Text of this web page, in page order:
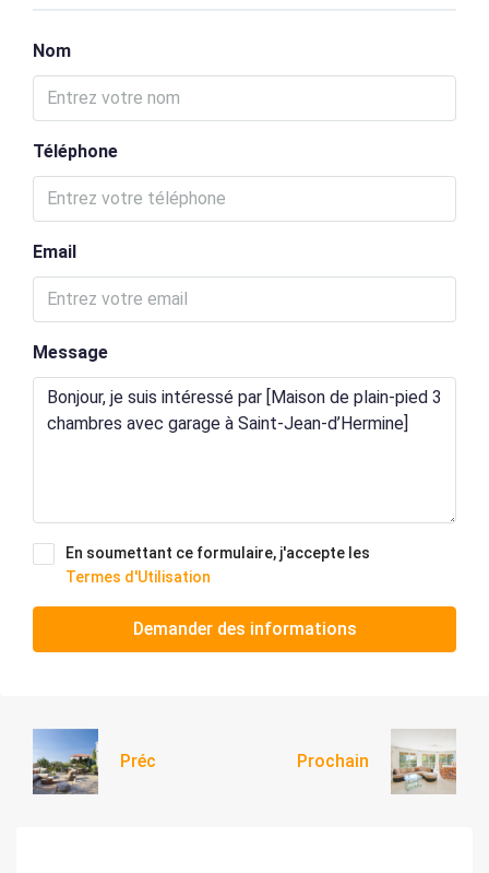
Nom
Téléphone
Email
Message
En soumettant ce formulaire, j'accepte les
Termes d'Utilisation
Demander des informations
Préc Prochain